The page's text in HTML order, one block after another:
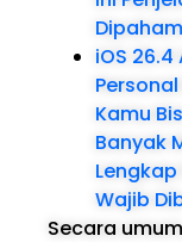
iOS
Kamu
Banyak
Wajib
Secara